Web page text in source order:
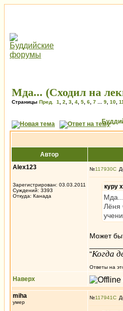
Мда... (Сходил на
Страницы Пред. 1 2 3 4 5 6 7 9 10 11
Автор
Alex123
Зарегистрирован: 03.03.2011
Суждений: 3393
Откуда: Канада
№117930
куру
Лёня
Может
"Когда
Ответы на
Наверх
miha
умер
№117941